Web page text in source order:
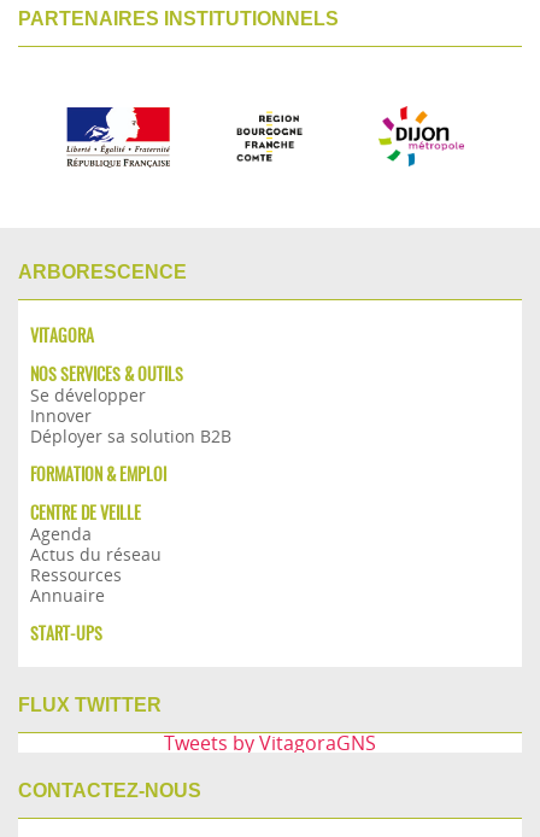
PARTENAIRES INSTITUTIONNELS
ARBORESCENCE
VITAGORA
NOS SERVICES & OUTILS
Se développer
Innover
Déployer sa solution B2B
FORMATION & EMPLOI
CENTRE DE VEILLE
Agenda
Actus du réseau
Ressources
Annuaire
START-UPS
FLUX TWITTER
Tweets by VitagoraGNS
CONTACTEZ-NOUS